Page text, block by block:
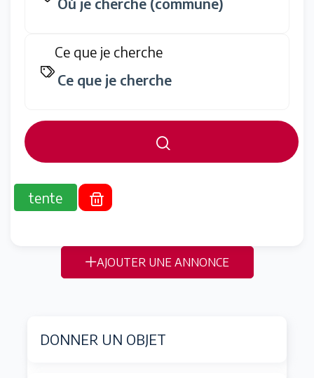
Ce que je cherche
tente
AJOUTER UNE ANNONCE
DONNER UN OBJET